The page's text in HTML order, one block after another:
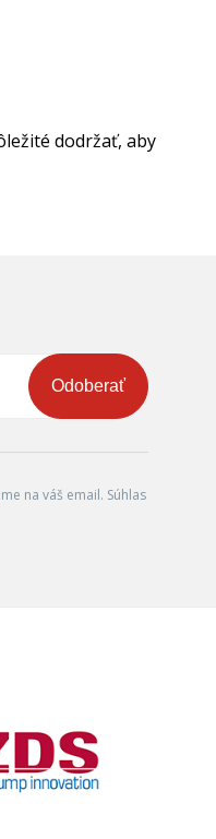
dodržať, aby
Odoberať
na váš email. Súhlas